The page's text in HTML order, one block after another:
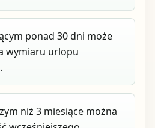
ponad 30 dni może
wymiaru urlopu
niż 3 miesiące można